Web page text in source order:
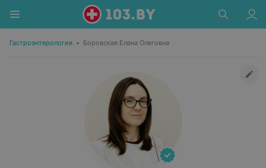
Гастроэнтерология • Боровская Елена Олеговна